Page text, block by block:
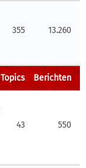
355 13.260
Topics
Berichten
43 550